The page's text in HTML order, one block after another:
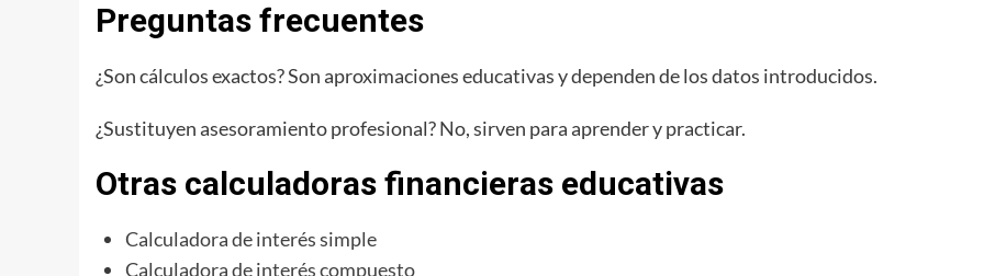
Preguntas frecuentes
¿Son cálculos exactos? Son aproximaciones educativas y dependen de los datos introducidos.
¿Sustituyen asesoramiento profesional? No, sirven para aprender y practicar.
Otras calculadoras financieras educativas
Calculadora de interés simple
Calculadora de interés compuesto